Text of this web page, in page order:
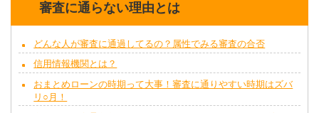
審査に通らない理由とは
どんな人が審査に通過してるの？属性でみる審査の合否
信用情報機関とは？
おまとめローンの時期って大事！審査に通りやすい時期はズバ
リ○月！